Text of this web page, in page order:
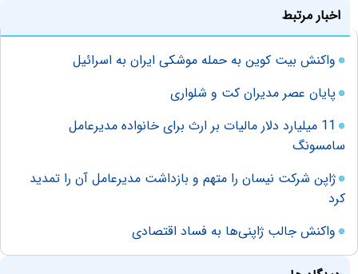
اخبار مرتبط
واکنش بیت کوین به حمله موشکی ایران به اسرائیل
پایان عصر مدیران کت‌ و‌ شلواری
11 میلیارد دلار مالیات بر ارث برای خانواده مدیرعامل
سامسونگ
ژاپن شرکت نیسان را متهم و بازداشت مدیرعامل آن را تمدید
کرد
واکنش جالب ژاپنی‌ها به فساد اقتصادی